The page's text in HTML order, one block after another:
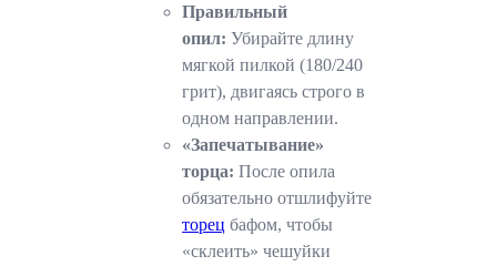
Правильный
опил: Убирайте длину
мягкой пилкой (180/240
грит), двигаясь строго в
одном направлении.
«Запечатывание»
торца: После опила
обязательно отшлифуйте
торец бафом, чтобы
«склеить» чешуйки